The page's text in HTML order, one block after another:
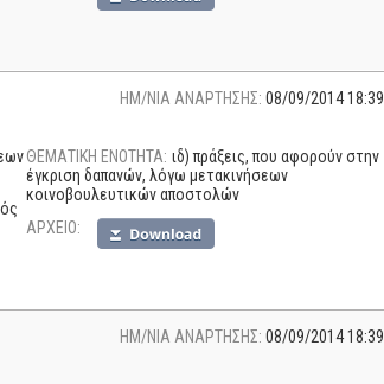
ΗΜ/ΝΙΑ ΑΝΑΡΤΗΣΗΣ: 08/09/2014 18:39
ΘΕΜΑΤΙΚΗ ΕΝΟΤΗΤΑ: ιδ) πράξεις, που αφορούν στην
έγκριση δαπανών, λόγω μετακινήσεων
κοινοβουλευτικών αποστολών
AΡΧΕΙΟ:
ΗΜ/ΝΙΑ ΑΝΑΡΤΗΣΗΣ: 08/09/2014 18:39